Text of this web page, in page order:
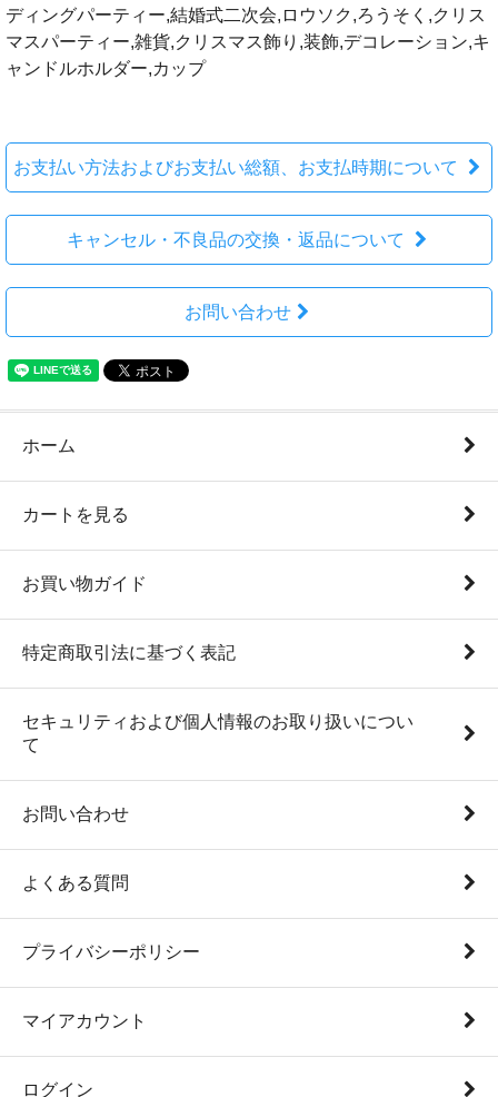
ディングパーティー,結婚式二次会,ロウソク,ろうそく,クリス
マスパーティー,雑貨,クリスマス飾り,装飾,デコレーション,キ
ャンドルホルダー,カップ
お支払い方法およびお支払い総額、お支払時期について
キャンセル・不良品の交換・返品について
お問い合わせ
ホーム
カートを見る
お買い物ガイド
特定商取引法に基づく表記
セキュリティおよび個人情報のお取り扱いについ
て
お問い合わせ
よくある質問
プライバシーポリシー
マイアカウント
ログイン